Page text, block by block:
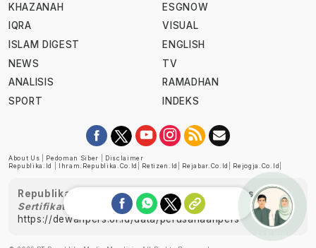
KHAZANAH
IQRA
ISLAM DIGEST
NEWS
ANALISIS
SPORT
ESGNOW
VISUAL
ENGLISH
TV
RAMADHAN
INDEKS
About Us Pedoman Siber
Disclaimer
Republika.id
Ihram.republika.co.id Retizen.id Rejabar.co.id Rejogja.co.id
Republika telah diverifikasi oleh Dewan Pers
Sertifikat Nomor 1058/DP-Verifikasi/K/XII/2022
https://dewanpers.or.id/data/perusahaanpers
Ask me!